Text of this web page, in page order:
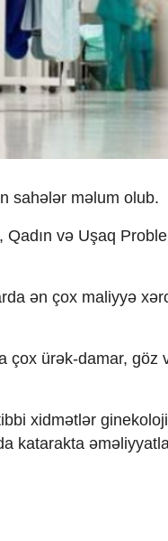
sahələr məlum olub.
və Uşaq
ən çox maliyyə
ürək-damar, göz
xidmətlər
katarakta